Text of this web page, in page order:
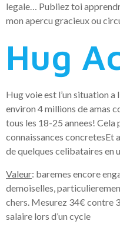
legale… Publiez toi
mon apercu gracieux ou
Hug
Hug voie est l’un situation
environ 4 millions de amas
tous les 18-25 annees!
connaissances concretesEt
de quelques celibataires en
Valeur: baremes encore
demoiselles,
chers. Mesurez 34€ contre
salaire lors d’un cycle